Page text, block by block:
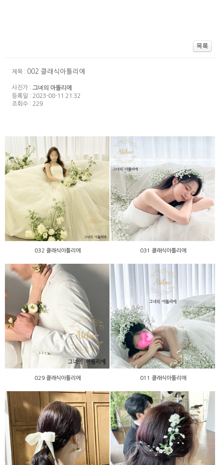
제목 : 002 클래식아틀리에
사진가 : 그녀의 아뜰리에
등록일 : 2023-08-11 21:32
조회수 : 229
032 클래식아틀리에
032 클래식아틀리에
031 클래식아틀리에
031 클래식아틀리에
029 클래식아틀리에
029 클래식아틀리에
011 클래식아틀리에
011 클래식아틀리에
027 클래식아틀리에 026 클래식아틀리에